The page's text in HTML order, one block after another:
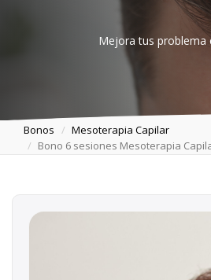
Mejora tus problema
Bonos
Mesoterapia Capilar
Bono 6 sesiones Mesoterapia